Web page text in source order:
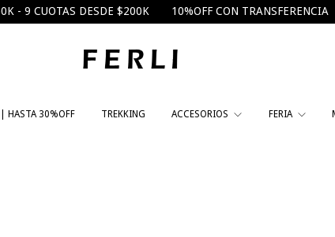
DESDE $200K 10%OFF CON TRANSFERENCIA 3
| HASTA 30%OFF TREKKING ACCESORIOS FERIA